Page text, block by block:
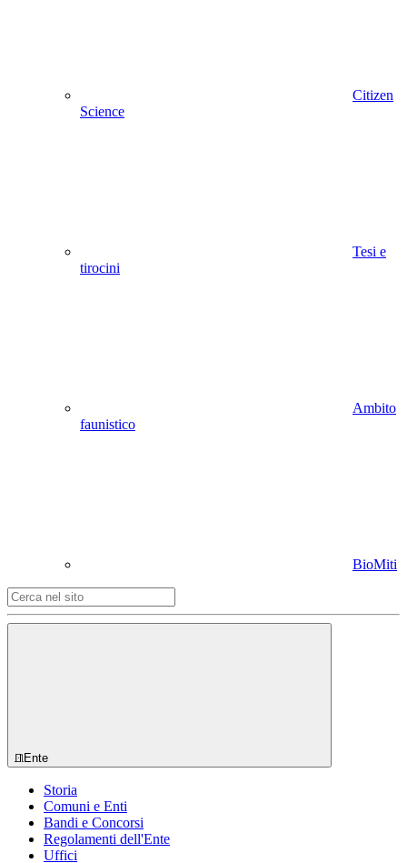
Citizen
Science
Tesi e
tirocini
Ambito
faunistico
BioMiti
Ente
Storia
Comuni e Enti
Bandi e Concorsi
Regolamenti dell'Ente
Uffici